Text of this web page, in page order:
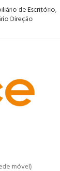
de Escritório,
Direção
móvel)